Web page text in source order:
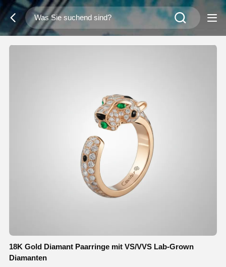
18K Gold Diamant Paarringe mit VS/VVS Lab-Grown
Diamanten